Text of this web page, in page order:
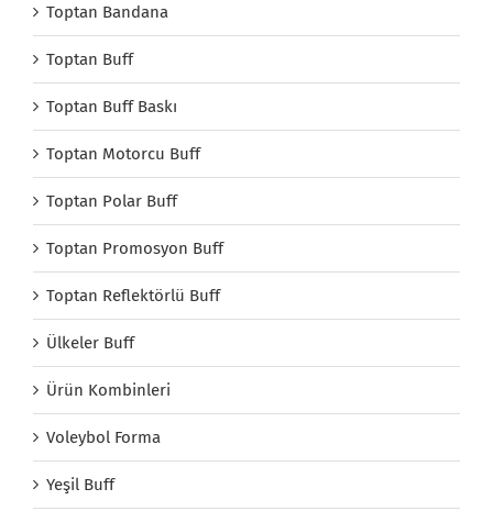
Toptan Bandana
Toptan Buff
Toptan Buff Baskı
Toptan Motorcu Buff
Toptan Polar Buff
Toptan Promosyon Buff
Toptan Reflektörlü Buff
Ülkeler Buff
Ürün Kombinleri
Voleybol Forma
Yeşil Buff